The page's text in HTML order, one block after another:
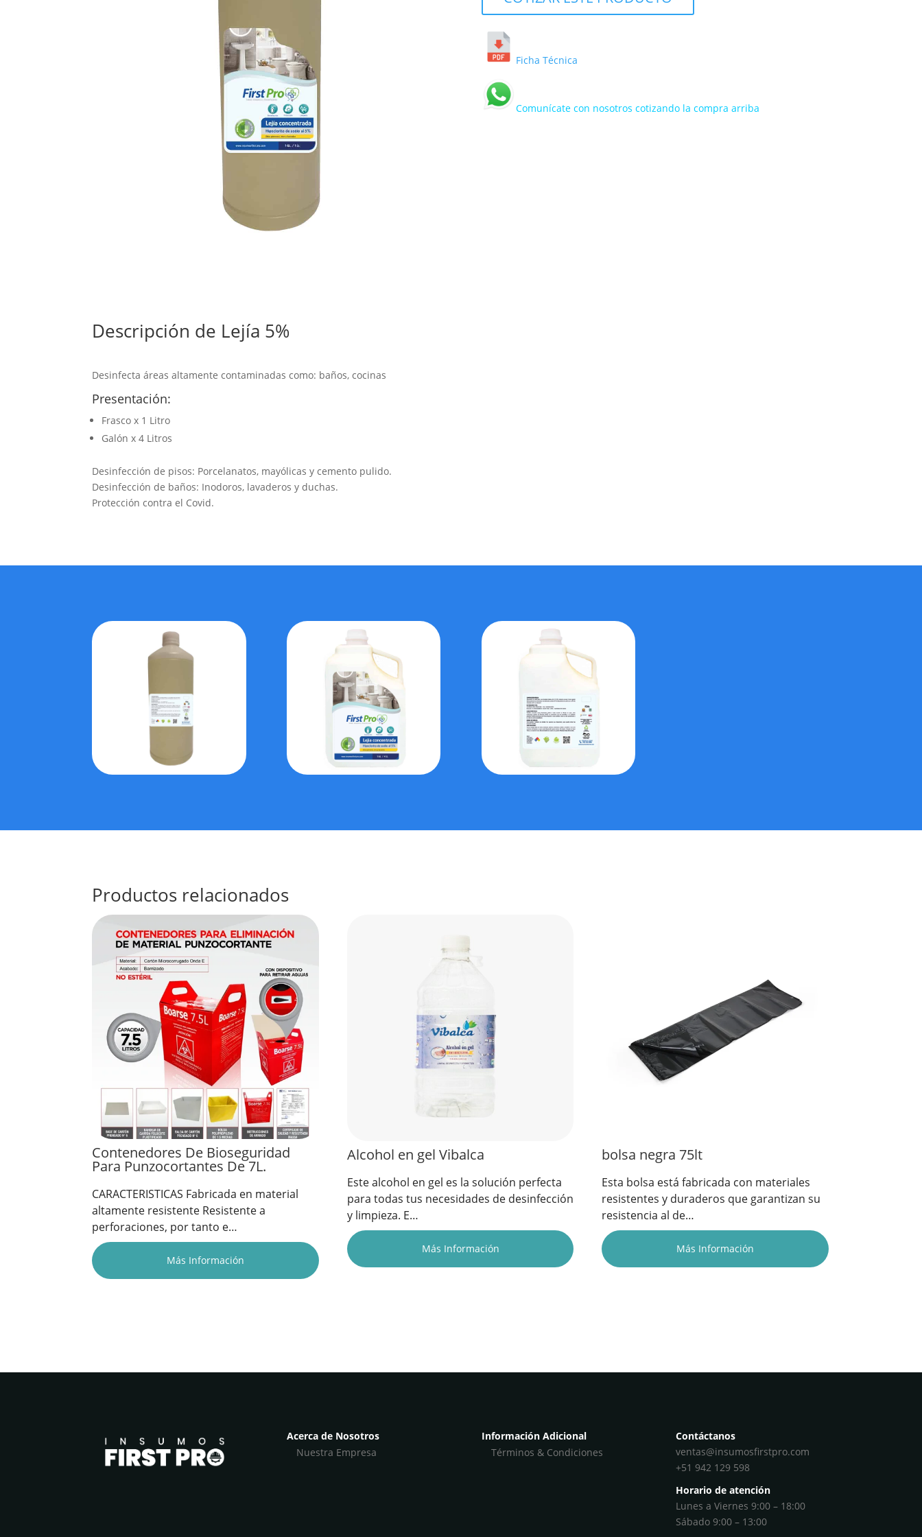
Ficha Técnica
Comunícate con nosotros cotizando la compra arriba
Descripción de Lejía 5%
Desinfecta áreas altamente contaminadas como: baños, cocinas
Presentación:
Frasco x 1 Litro
Galón x 4 Litros
Desinfección de pisos: Porcelanatos, mayólicas y cemento pulido.
Desinfección de baños: Inodoros, lavaderos y duchas.
Protección contra el Covid.
Productos relacionados
Contenedores De Bioseguridad
Para Punzocortantes De 7L.
CARACTERISTICAS Fabricada en material
altamente resistente Resistente a
perforaciones, por tanto e…
Más Información
Alcohol en gel Vibalca
Este alcohol en gel es la solución perfecta
para todas tus necesidades de desinfección
y limpieza. E…
Más Información
bolsa negra 75lt
Esta bolsa está fabricada con materiales
resistentes y duraderos que garantizan su
resistencia al de…
Más Información
Acerca de Nosotros
Nuestra Empresa
Información Adicional
Términos & Condiciones
Contáctanos
ventas@insumosfirstpro.com
+51 942 129 598
Horario de atención
Lunes a Viernes 9:00 – 18:00
Sábado 9:00 – 13:00